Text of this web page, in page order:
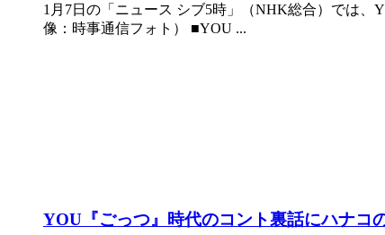
1月7日の「ニュース シブ5時」（NHK総合）では
像：時事通信フォト） ■YOU ...
YOU『ごっつ』時代のコント裏話にハナコ